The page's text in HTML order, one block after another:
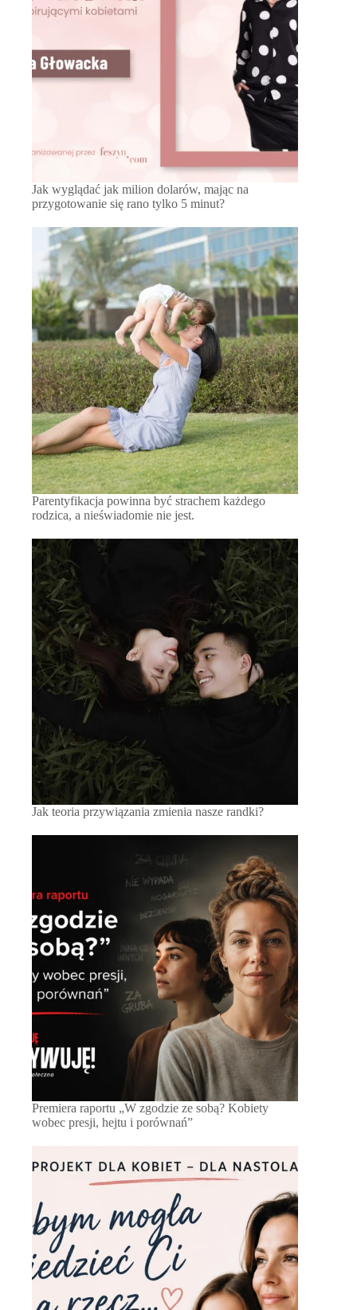
Jak wyglądać jak milion dolarów, mając na
przygotowanie się rano tylko 5 minut?
Parentyfikacja powinna być strachem każdego
rodzica, a nieświadomie nie jest.
Jak teoria przywiązania zmienia nasze randki?
Premiera raportu „W zgodzie ze sobą? Kobiety
wobec presji, hejtu i porównań”